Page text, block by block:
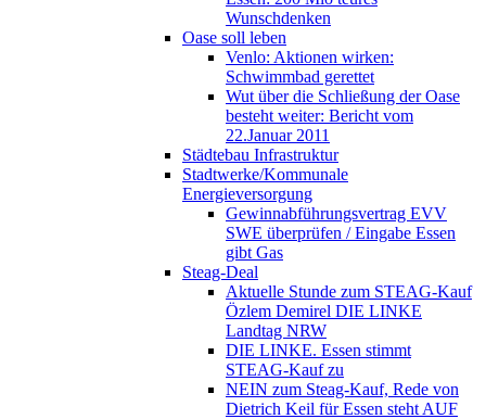
Wunschdenken
Oase soll leben
Venlo: Aktionen wirken:
Schwimmbad gerettet
Wut über die Schließung der Oase
besteht weiter: Bericht vom
22.Januar 2011
Städtebau Infrastruktur
Stadtwerke/Kommunale
Energieversorgung
Gewinnabführungsvertrag EVV
SWE überprüfen / Eingabe Essen
gibt Gas
Steag-Deal
Aktuelle Stunde zum STEAG-Kauf
Özlem Demirel DIE LINKE
Landtag NRW
DIE LINKE. Essen stimmt
STEAG-Kauf zu
NEIN zum Steag-Kauf, Rede von
Dietrich Keil für Essen steht AUF